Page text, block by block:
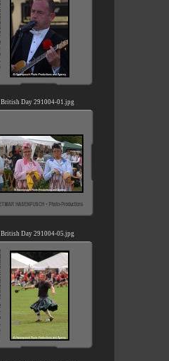
British Day 291004-01.jpg
British Day 291004-05.jpg